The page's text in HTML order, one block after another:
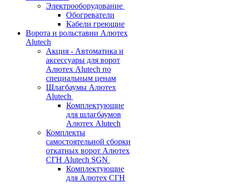
Электрооборудование
Обогреватели
Кабели греющие
Ворота и рольставни Алютех
Alutech
Акция - Автоматика и
аксессуары для ворот
Алютех Alutech по
специальным ценам
Шлагбаумы Алютех
Alutech
Комплектующие
для шлагбаумов
Алютех Alutech
Комплекты
самостоятельной сборки
откатных ворот Алютех
СГН Alutech SGN
Комплектующие
для Алютех СГН